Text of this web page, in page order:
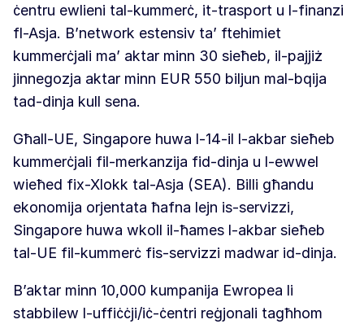
ċentru ewlieni tal-kummerċ, it-trasport u l-finanzi
fl-Asja. B’network estensiv ta’ ftehimiet
kummerċjali ma’ aktar minn 30 sieħeb, il-pajjiż
jinnegozja aktar minn EUR 550 biljun mal-bqija
tad-dinja kull sena.
Għall-UE, Singapore huwa l-14-il l-akbar sieħeb
kummerċjali fil-merkanzija fid-dinja u l-ewwel
wieħed fix-Xlokk tal-Asja (SEA). Billi għandu
ekonomija orjentata ħafna lejn is-servizzi,
Singapore huwa wkoll il-ħames l-akbar sieħeb
tal-UE fil-kummerċ fis-servizzi madwar id-dinja.
B’aktar minn 10,000 kumpanija Ewropea li
stabbilew l-uffiċċji/iċ-ċentri reġjonali tagħhom